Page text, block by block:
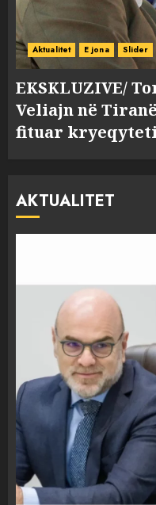
Aktualitet E jona Slider
EKSKLUZIVE/
Veliajn në
fituar
AKTUALITET